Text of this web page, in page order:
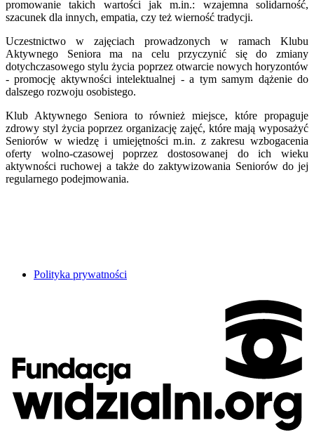
promowanie takich wartości jak m.in.: wzajemna solidarność,
szacunek dla innych, empatia, czy też wierność tradycji.
Uczestnictwo w zajęciach prowadzonych w ramach Klubu
Aktywnego Seniora ma na celu przyczynić się do zmiany
dotychczasowego stylu życia poprzez otwarcie nowych horyzontów
- promocję aktywności intelektualnej - a tym samym dążenie do
dalszego rozwoju osobistego.
Klub Aktywnego Seniora to również miejsce, które propaguje
zdrowy styl życia poprzez organizację zajęć, które mają wyposażyć
Seniorów w wiedzę i umiejętności m.in. z zakresu wzbogacenia
oferty wolno-czasowej poprzez dostosowanej do ich wieku
aktywności ruchowej a także do zaktywizowania Seniorów do jej
regularnego podejmowania.
Polityka prywatności